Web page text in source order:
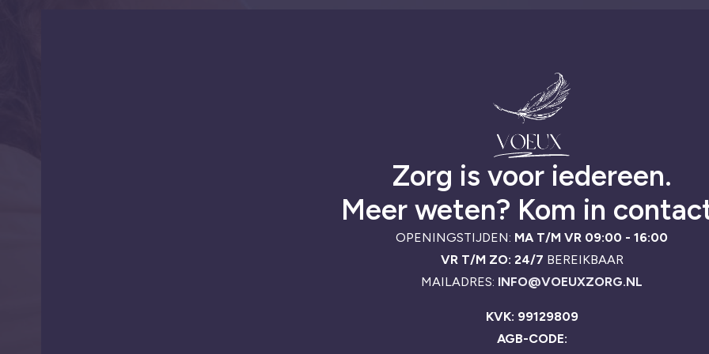
Zorg is voor iedereen.
Meer weten? Kom in
OPENINGSTIJDEN: MA T/M VR 09:00 - 16:00
VR T/M ZO: 24/7 BEREIKBAAR
MAILADRES: INFO@VOEUXZORG.NL
KVK: 99129809
AGB-CODE: